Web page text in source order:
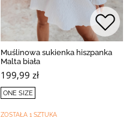
Muślinowa sukienka hiszpanka
Malta biała
199,99 zł
ONE SIZE
ZOSTAŁA 1 SZTUKA